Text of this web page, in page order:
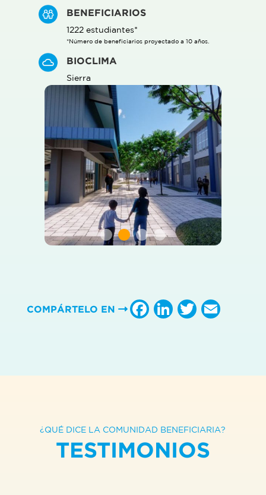
BENEFICIARIOS
1222 estudiantes*
*Número de beneficiarios proyectado a 10 años.
BIOCLIMA
Sierra
COMPÁRTELO EN Facebook
LinkedIn
Twitter
¿QUÉ DICE LA COMUNIDAD BENEFICIARIA?
TESTIMONIOS